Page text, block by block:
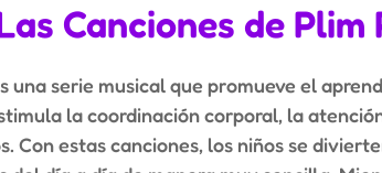
Canciones de Plim
una serie musical que promueve el
la coordinación corporal, la
Con estas canciones, los niños se